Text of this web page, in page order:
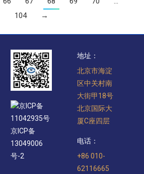
104
→
京ICP备
11042935号
京ICP备
13049006
号-2
地址：
北京市海淀
区中关村南
大街甲18号
北京国际大
厦C座四层
电话：
+86 010-
62116665